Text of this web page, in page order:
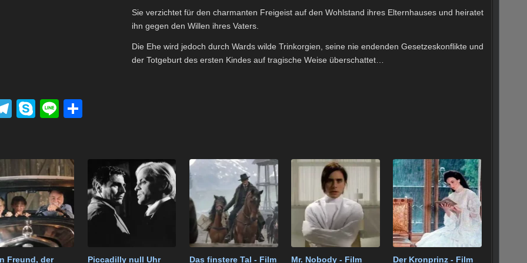
Sie verzichtet für den charmanten Freigeist auf den Wohlstand ihres Elternhauses und heiratet
ihn gegen den Willen ihres Vaters.
Die Ehe wird jedoch durch Wards wilde Trinkorgien, seine nie endenden Gesetzeskonflikte und
der Totgeburt des ersten Kindes auf tragische Weise überschattet…
T
gr
a
m
S
e
Li
n
Freund, der Piccadilly null Uhr Das finstere Tal - Film Mr. Nobody - Film Der Kronprinz - Film